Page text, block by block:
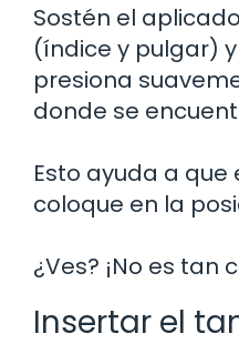
Sostén el
(índice y pulgar)
presiona
donde se
Esto ayuda a
coloque en la
¿Ves? ¡No es tan
Insertar el